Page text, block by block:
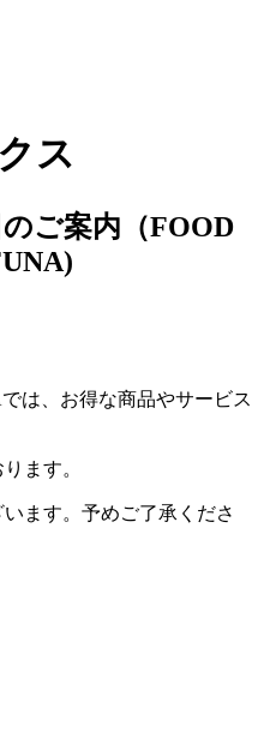
ス
ご案内（FOOD
は、お得な商品やサービス
ます。
ます。予めご了承くださ